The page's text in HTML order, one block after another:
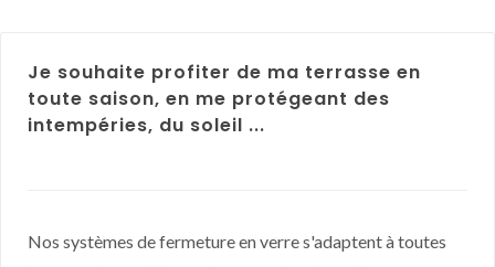
Je souhaite profiter de ma terrasse en
toute saison, en me protégeant des
intempéries, du soleil ...
Nos systèmes de fermeture en verre s'adaptent à toutes